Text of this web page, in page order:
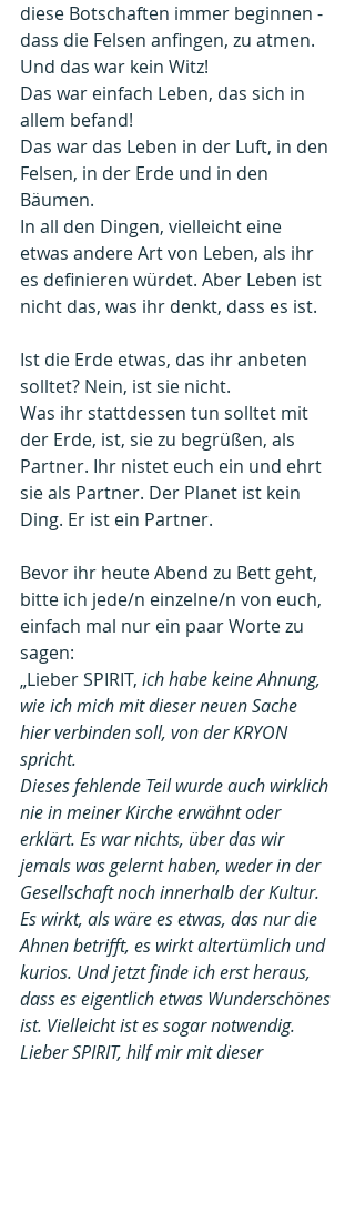
diese Botschaften immer beginnen -
dass die Felsen anfingen, zu atmen.
Und das war kein Witz!
Das war einfach Leben, das sich in
allem befand!
Das war das Leben in der Luft, in den
Felsen, in der Erde und in den
Bäumen.
In all den Dingen, vielleicht eine
etwas andere Art von Leben, als ihr
es definieren würdet. Aber Leben ist
nicht das, was ihr denkt, dass es ist.
Ist die Erde etwas, das ihr anbeten
solltet? Nein, ist sie nicht.
Was ihr stattdessen tun solltet mit
der Erde, ist, sie zu begrüßen, als
Partner. Ihr nistet euch ein und ehrt
sie als Partner. Der Planet ist kein
Ding. Er ist ein Partner.
Bevor ihr heute Abend zu Bett geht,
bitte ich jede/n einzelne/n von euch,
einfach mal nur ein paar Worte zu
sagen:
„Lieber SPIRIT, ich habe keine Ahnung,
wie ich mich mit dieser neuen Sache
hier verbinden soll, von der KRYON
spricht.
Dieses fehlende Teil wurde auch wirklich
nie in meiner Kirche erwähnt oder
erklärt. Es war nichts, über das wir
jemals was gelernt haben, weder in der
Gesellschaft noch innerhalb der Kultur.
Es wirkt, als wäre es etwas, das nur die
Ahnen betrifft, es wirkt altertümlich und
kurios. Und jetzt finde ich erst heraus,
dass es eigentlich etwas Wunderschönes
ist. Vielleicht ist es sogar notwendig.
Lieber SPIRIT, hilf mir mit dieser